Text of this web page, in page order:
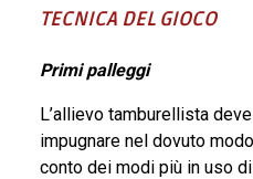
TECNICA DEL GIOCO
Primi palleggi
L’allievo tamburellista
impugnare nel dovuto
conto dei modi più in uso